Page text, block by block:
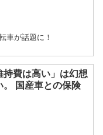
車が話題に！
持費は高い」は幻想
。 国産車との保険